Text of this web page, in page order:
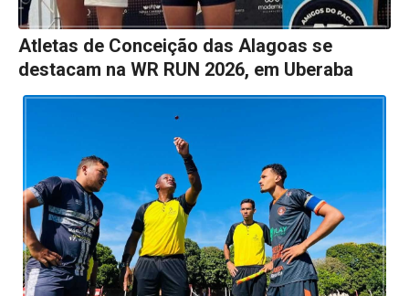
Atletas de Conceição das Alagoas se
destacam na WR RUN 2026, em Uberaba